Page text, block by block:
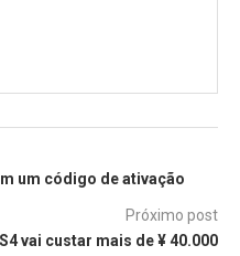
um código de ativação
Próximo post
vai custar mais de ¥ 40.000